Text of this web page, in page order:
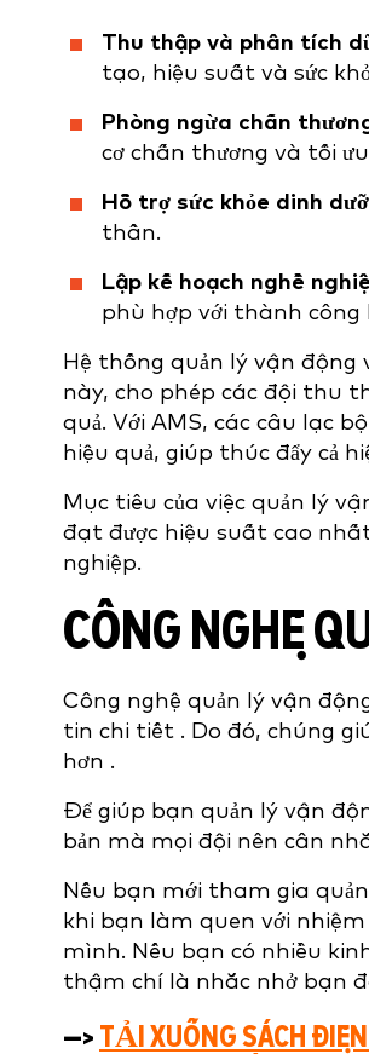
Thu thập và phân tích
tạo, hiệu suất và sức
Phòng ngừa chấn
cơ chấn thương và tối
Hỗ trợ sức khỏe dinh
thần.
Lập kế hoạch nghề
phù hợp với thành công
Hệ thống quản lý vận
này, cho phép các đội thu
quả. Với AMS, các câu lạc
hiệu quả, giúp thúc đẩy cả
Mục tiêu của việc quản lý
đạt được hiệu suất cao
nghiệp.
CÔNG NGHỆ
Công nghệ quản lý vận
tin chi tiết . Do đó, chúng
hơn .
Để giúp bạn quản lý vận
bản mà mọi đội nên cân
Nếu bạn mới tham gia
khi bạn làm quen với
mình. Nếu bạn có nhiều
thậm chí là nhắc nhở bạn
—> TẢI XUỐNG SÁCH